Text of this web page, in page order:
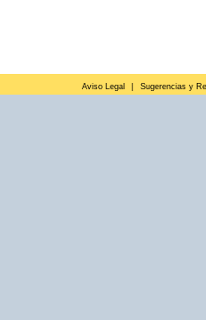
Aviso Legal Sugerencias y